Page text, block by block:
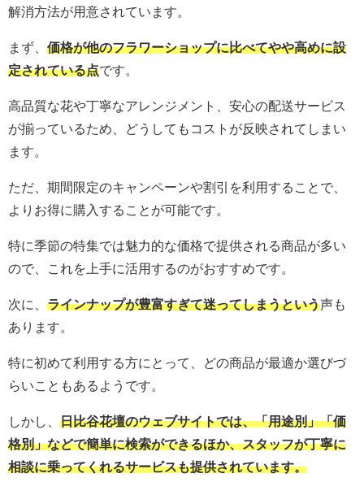
解消方法が用意されています。
まず、 価格が他のフラワーショップに比べてやや高めに設
定されている点です。
高品質な花や丁寧なアレンジメント、安心の配送サービス
が揃っているため、どうしてもコストが反映されてしまい
ます。
ただ、期間限定のキャンペーンや割引を利用することで、
よりお得に購入することが可能です。
特に季節の特集では魅力的な価格で提供される商品が多い
ので、これを上手に活用するのがおすすめです。
次に、 ラインナップが豊富すぎて迷ってしまうという声も
あります。
特に初めて利用する方にとって、どの商品が最適か選びづ
らいこともあるようです。
しかし、 日比谷花壇のウェブサイトでは、「用途別」「価
格別」などで簡単に検索ができるほか、スタッフが丁寧に
相談に乗ってくれるサービスも提供されています。